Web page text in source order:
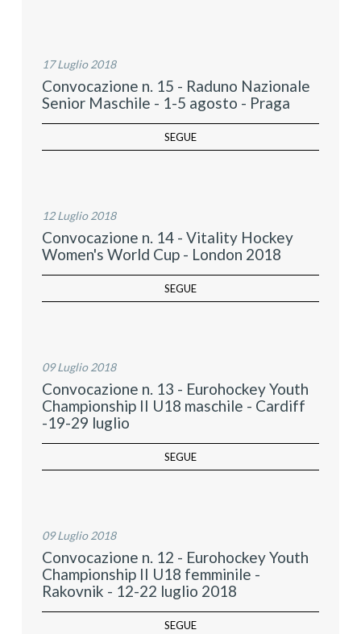
17 Luglio 2018
Convocazione n. 15 - Raduno Nazionale
Senior Maschile - 1-5 agosto - Praga
SEGUE
12 Luglio 2018
Convocazione n. 14 - Vitality Hockey
Women's World Cup - London 2018
SEGUE
09 Luglio 2018
Convocazione n. 13 - Eurohockey Youth
Championship II U18 maschile - Cardiff
-19-29 luglio
SEGUE
09 Luglio 2018
Convocazione n. 12 - Eurohockey Youth
Championship II U18 femminile -
Rakovnik - 12-22 luglio 2018
SEGUE